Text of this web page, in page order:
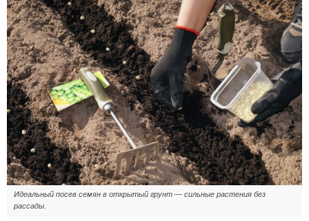
Идеальный посев семян в открытый грунт — сильные растения без
рассады.